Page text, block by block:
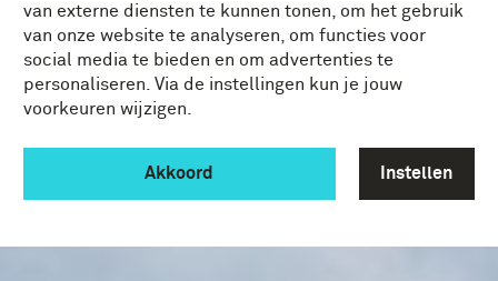
van externe diensten te kunnen tonen, om het gebruik
van onze website te analyseren, om functies voor
social media te bieden en om advertenties te
personaliseren. Via de instellingen kun je jouw
voorkeuren wijzigen.
Akkoord Instellen